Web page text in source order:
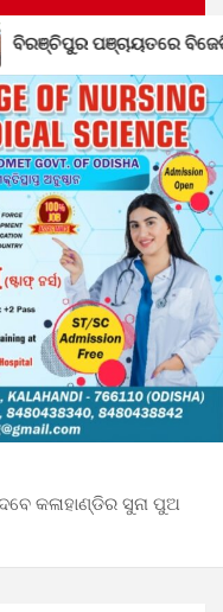
ବୃଦ୍ଧି; ବିଜେପି ଛାଡ଼ିଲେ
କଳାହାଣ୍ଡିର ସୁନା ପୁଅ